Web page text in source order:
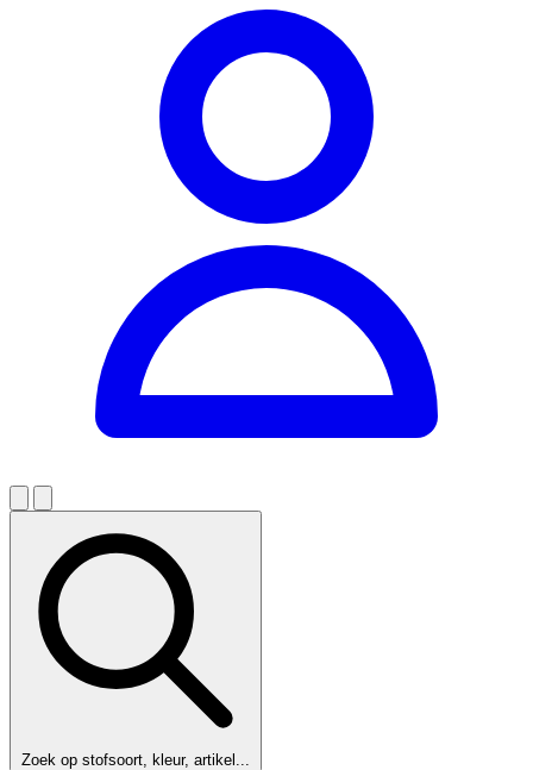
Zoek op stofsoort, kleur, artikel...